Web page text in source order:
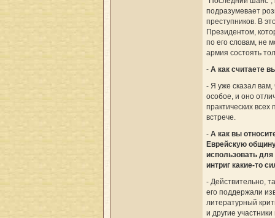
подразумевает
преступников. В
Президентом,
по его словам, не
армия состоять
- А как считаете
- Я уже сказал
особое, и оно
практических
встрече.
- А как вы
Еврейскую
использовать для
интриг какие-то
- Действительно,
его поддержали
литературный
и другие